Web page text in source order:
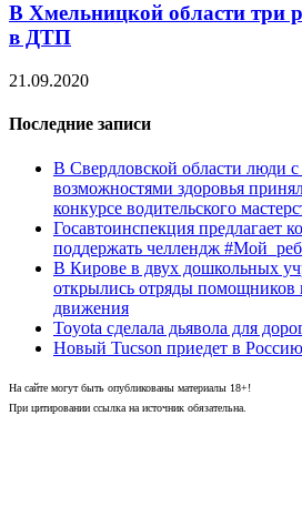
В Хмельницкой области три
в ДТП
21.09.2020
Последние записи
В Свердловской области люди
возможностями здоровья
конкурсе водительского
Госавтоинспекция предлагает
поддержать челлендж
В Кирове в двух дошкольных
открылись отряды
движения
Toyota сделала дьявола для
Новый Tucson приедет в
На сайте могут быть опубликованы материалы 18+!
При цитировании ссылка на источник обязательна.